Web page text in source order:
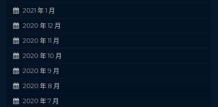
2021 年 1 月
2020 年 12 月
2020 年 11 月
2020 年 10 月
2020 年 9 月
2020 年 8 月
2020 年 7 月